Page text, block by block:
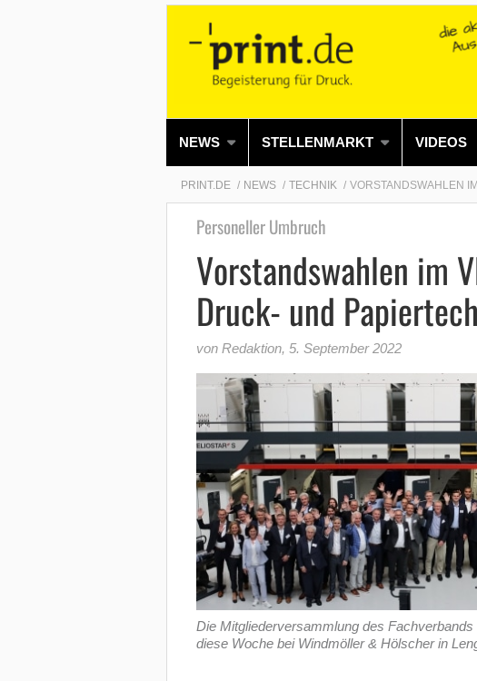
NEWS STELLENMARKT VIDEOS
PRINT.DE NEWS TECHNIK VORSTANDSWAHLEN
Personeller Umbruch
Vorstandswahlen im
Druck- und
von Redaktion, 5. September 2022
Die Mitgliederversammlung des
diese Woche bei Windmöller & Hölscher in